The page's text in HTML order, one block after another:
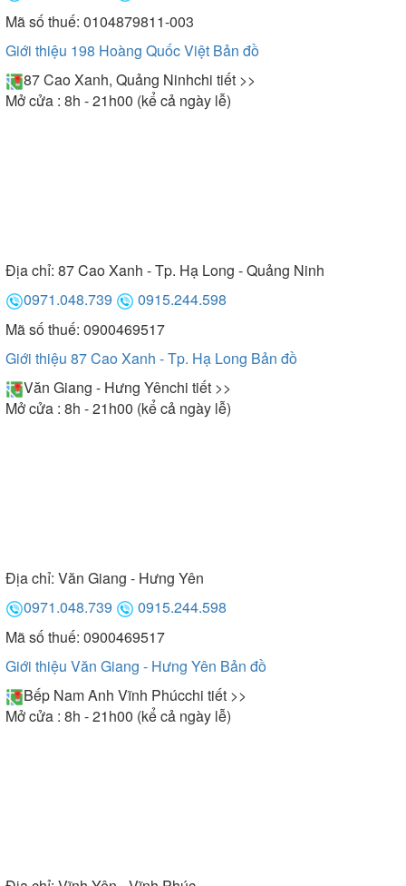
Mã số thuế: 0104879811-003
Giới thiệu 198 Hoàng Quốc Việt Bản đồ
87 Cao Xanh, Quảng Ninhchi tiết >>
Mở cửa : 8h - 21h00 (kể cả ngày lễ)
Địa chỉ: 87 Cao Xanh - Tp. Hạ Long - Quảng Ninh
0971.048.739
0915.244.598
Mã số thuế: 0900469517
Giới thiệu 87 Cao Xanh - Tp. Hạ Long Bản đồ
Văn Giang - Hưng Yênchi tiết >>
Mở cửa : 8h - 21h00 (kể cả ngày lễ)
Địa chỉ: Văn Giang - Hưng Yên
0971.048.739
0915.244.598
Mã số thuế: 0900469517
Giới thiệu Văn Giang - Hưng Yên Bản đồ
Bếp Nam Anh Vĩnh Phúcchi tiết >>
Mở cửa : 8h - 21h00 (kể cả ngày lễ)